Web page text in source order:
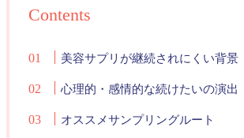
Contents
美容サプリが継続されにくい背景
心理的・感情的な続けたいの演出
オススメサンプリングルート